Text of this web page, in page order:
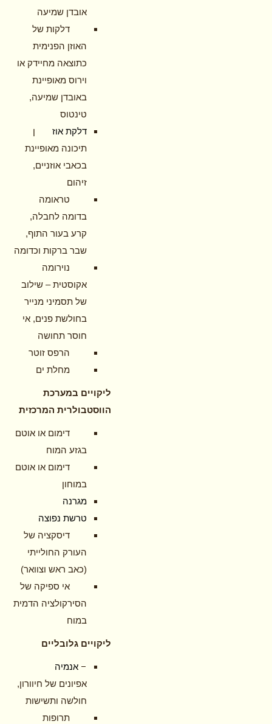
אובדן שמיעה
דלקות של
האוזן הפנימית
כתוצאה מחיידק או
וירוס מאופיינת
באובדן שמיעה,
טינטוס
דלקת אוז
ן
תיכונה מאופיינת
בכאבי אוזניים,
טראומה
בדומה לחבלה,
קרע בעור התוף,
שבר ברקות וכדומה
נוירומה
אקוסטית – שילוב
של תסמיני מנייר
בחולשת פנים, אי
חוסר תחושה
הרפס זוטר
מחלת ים
ליקויים במערכת
הווסטבולרית המרכזית
דימום או אוטם
בגזע המוח
דימום או אוטם
מגרנה
טרשת נפוצה
דיסקציה של
העורק החולייתי
(כאב ראש וצוואר)
אי ספיקה של
הסירקולציה הדמית
ליקויים גלובליים
אנמיה
אפיונים של חיוורון,
חולשה ותשישות
תרופות